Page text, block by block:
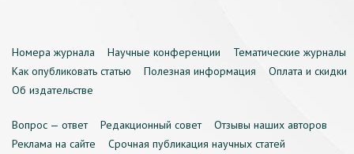
Номера журнала Научные конференции
Тематические журналы
Как опубликовать статью
Полезная информация
Оплата и скидки
Об издательстве
Вопрос — ответ Редакционный совет
Отзывы наших авторов
Реклама на сайте
Срочная публикация научных статей